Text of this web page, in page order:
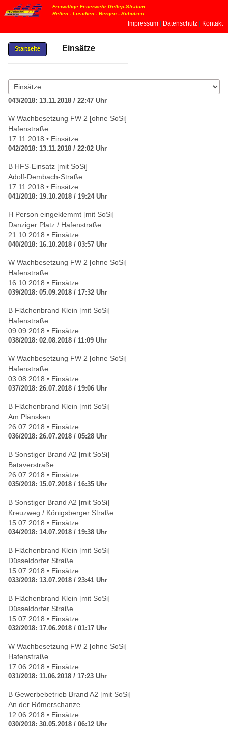
Freiwillige Feuerwehr Gellep-Stratum
Retten - Löschen - Bergen - Schützen
Impressum Datenschutz Kontakt
02151573342
Startseite Einsätze
043/2018: 13.11.2018 / 22:47 Uhr
W Wachbesetzung FW 2 [ohne SoSi]
Hafenstraße
17.11.2018 • Einsätze
042/2018: 13.11.2018 / 22:02 Uhr
B HFS-Einsatz [mit SoSi]
Adolf-Dembach-Straße
17.11.2018 • Einsätze
041/2018: 19.10.2018 / 19:24 Uhr
H Person eingeklemmt [mit SoSi]
Danziger Platz / Hafenstraße
21.10.2018 • Einsätze
040/2018: 16.10.2018 / 03:57 Uhr
W Wachbesetzung FW 2 [ohne SoSi]
Hafenstraße
16.10.2018 • Einsätze
039/2018: 05.09.2018 / 17:32 Uhr
B Flächenbrand Klein [mit SoSi]
Hafenstraße
09.09.2018 • Einsätze
038/2018: 02.08.2018 / 11:09 Uhr
W Wachbesetzung FW 2 [ohne SoSi]
Hafenstraße
03.08.2018 • Einsätze
037/2018: 26.07.2018 / 19:06 Uhr
B Flächenbrand Klein [mit SoSi]
Am Plänsken
26.07.2018 • Einsätze
036/2018: 26.07.2018 / 05:28 Uhr
B Sonstiger Brand A2 [mit SoSi]
Bataverstraße
26.07.2018 • Einsätze
035/2018: 15.07.2018 / 16:35 Uhr
B Sonstiger Brand A2 [mit SoSi]
Kreuzweg / Königsberger Straße
15.07.2018 • Einsätze
034/2018: 14.07.2018 / 19:38 Uhr
B Flächenbrand Klein [mit SoSi]
Düsseldorfer Straße
15.07.2018 • Einsätze
033/2018: 13.07.2018 / 23:41 Uhr
B Flächenbrand Klein [mit SoSi]
Düsseldorfer Straße
15.07.2018 • Einsätze
032/2018: 17.06.2018 / 01:17 Uhr
W Wachbesetzung FW 2 [ohne SoSi]
Hafenstraße
17.06.2018 • Einsätze
031/2018: 11.06.2018 / 17:23 Uhr
B Gewerbebetrieb Brand A2 [mit SoSi]
An der Römerschanze
12.06.2018 • Einsätze
030/2018: 30.05.2018 / 06:12 Uhr